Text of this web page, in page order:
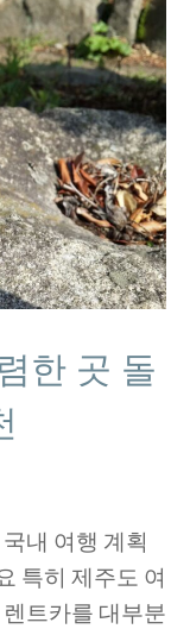
한 곳 돌
내 여행 계획
특히 제주도 여
트카를 대부분